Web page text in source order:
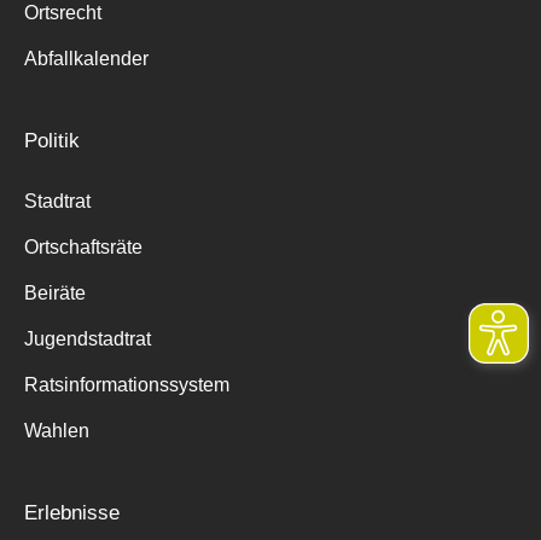
Ortsrecht
Abfallkalender
Politik
Stadtrat
Ortschaftsräte
Beiräte
Jugendstadtrat
Ratsinformationssystem
Wahlen
Erlebnisse